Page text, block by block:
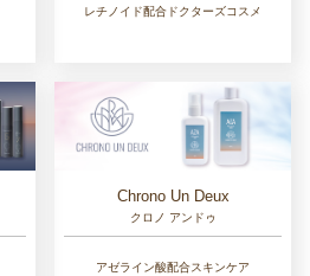
レチノイド配合ドクターズコスメ
Chrono Un Deux
クロノ アンドゥ
アゼライン酸配合スキンケア